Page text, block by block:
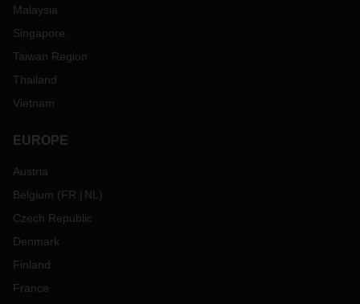
Malaysia
Singapore
Taiwan Region
Thailand
Vietnam
EUROPE
Austria
Belgium (FR NL )
Czech Republic
Denmark
Finland
France